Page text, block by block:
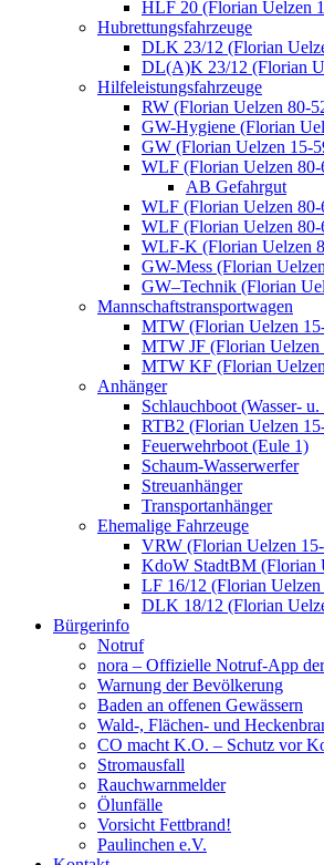
HLF 20 (Florian Uelzen
Hubrettungsfahrzeuge
DLK 23/12 (Florian
DL(A)K 23/12 (Florian
Hilfeleistungsfahrzeuge
RW (Florian Uelzen 80-
GW-Hygiene (Florian
GW (Florian Uelzen 15-
WLF (Florian Uelzen 80-
AB Gefahrgut
WLF (Florian Uelzen 80-
WLF (Florian Uelzen 80-
WLF-K (Florian Uelzen
GW-Mess (Florian
GW–Technik (Florian
Mannschaftstransportwagen
MTW (Florian Uelzen
MTW JF (Florian Uelzen
MTW KF (Florian
Anhänger
Schlauchboot (Wasser-
RTB2 (Florian Uelzen
Feuerwehrboot (Eule 1)
Schaum-Wasserwerfer
Streuanhänger
Transportanhänger
Ehemalige Fahrzeuge
VRW (Florian Uelzen
KdoW StadtBM (Florian
LF 16/12 (Florian Uelzen
DLK 18/12 (Florian
Bürgerinfo
Notruf
nora – Offizielle Notruf-App
Warnung der Bevölkerung
Baden an offenen Gewässern
Wald-, Flächen- und
CO macht K.O. – Schutz vor
Stromausfall
Rauchwarnmelder
Ölunfälle
Vorsicht Fettbrand!
Paulinchen e.V.